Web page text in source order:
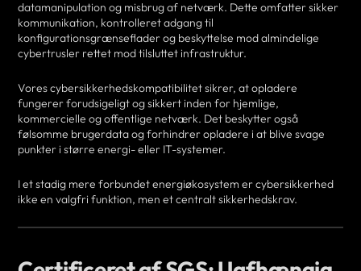
datamanipulation og misbrug af netværk. Dette omfatter sikker
kommunikation, kontrolleret adgang til
konfigurationsgrænseflader og beskyttelse mod almindelige
cybertrusler rettet mod tilsluttet infrastruktur.
Vores cybersikkerhedskompatibilitet sikrer, at opladere
fungerer forudsigeligt og sikkert inden for hjemlige,
kommercielle og offentlige netværk. Det beskytter også
følsomme brugerdata og forhindrer opladere i at blive svage
punkter i større energi- eller IT-systemer.
I et stadig mere forbundet energiøkosystem er cybersikkerhed
ikke en valgfri funktion, men et centralt sikkerhedskrav.